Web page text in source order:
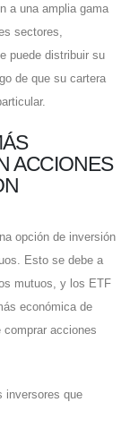
a una amplia gama
sectores,
puede distribuir su
de que su cartera
ACCIONES
opción de inversión
Esto se debe a
mutuos, y los ETF
económica de
acciones
inversores que